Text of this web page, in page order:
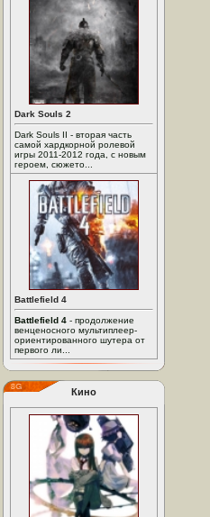
Dark Souls 2
Dark Souls II - вторая часть
самой хардкорной ролевой
игры 2011-2012 года, с новым
героем, сюжето...
Battlefield 4
Battlefield 4 - продолжение
венценосного мультиплеер-
ориентированного шутера от
первого ли...
Кино